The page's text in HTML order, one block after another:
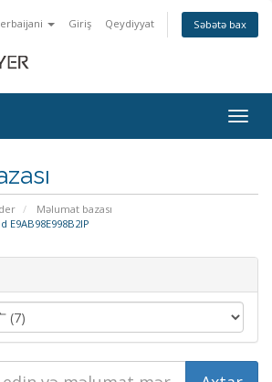
Giriş Qeydiyyat Səbətə bax
Məlumat bazası
E9AB98E998B2IP